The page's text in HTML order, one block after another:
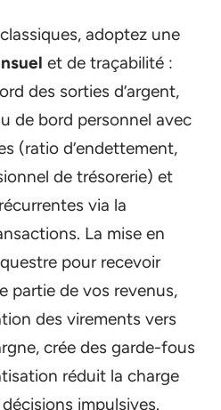
adoptez une
et de traçabilité :
des sorties d’argent,
de bord personnel avec
(ratio d’endettement,
de trésorerie) et
via la
La mise en
pour recevoir
partie de vos revenus,
des virements vers
crée des garde-fous
réduit la charge
impulsives.